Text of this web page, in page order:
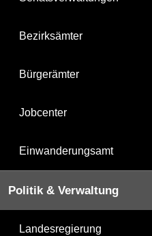
Bezirksämter
Bürgerämter
Jobcenter
Einwanderungsamt
Politik & Verwaltung
Landesregierung